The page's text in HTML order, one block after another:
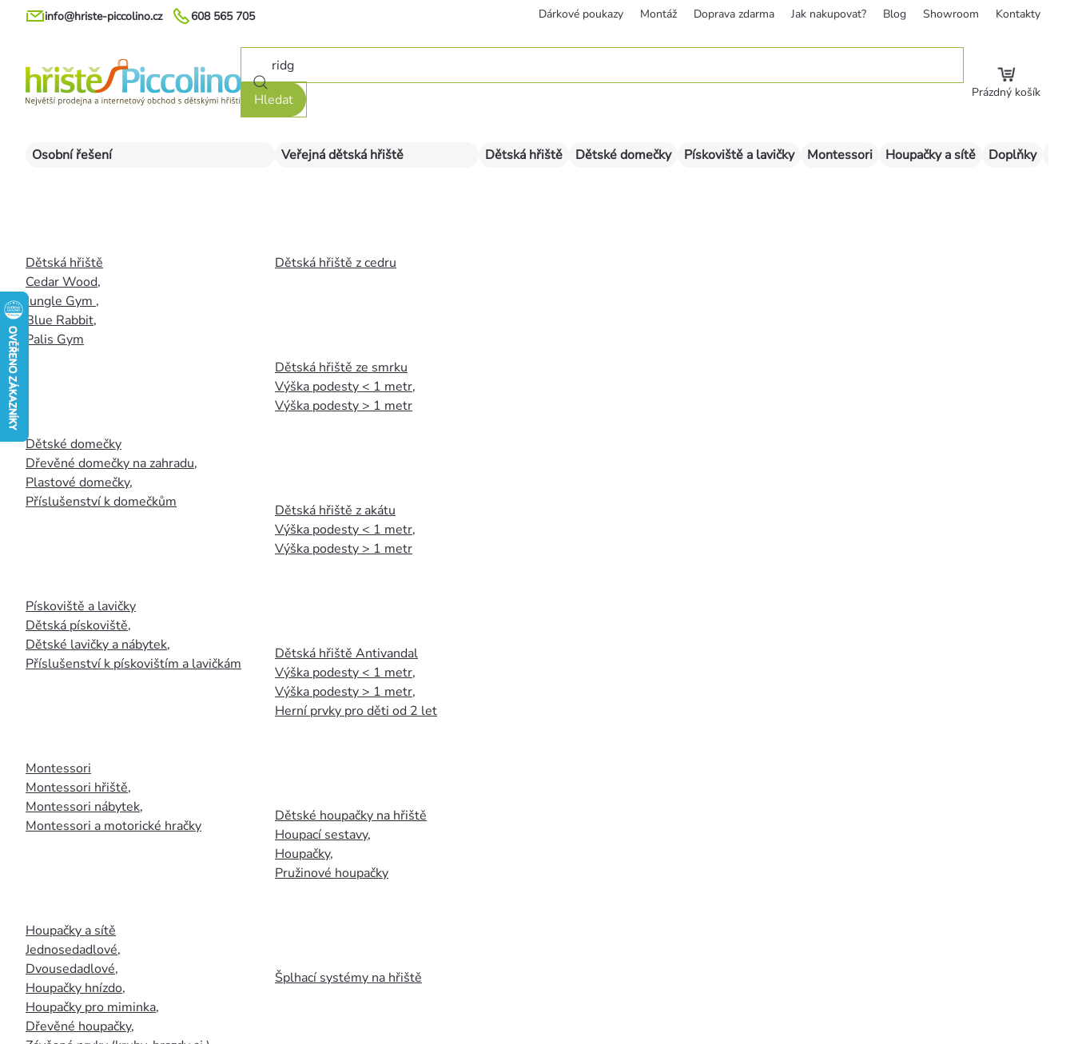
Přejít
608 565 705
info@hriste-piccolino.cz Dárkové poukazy Montáž Doprava zdarma Jak nakupovat? Blog Showroom Kontakty
Hledat Prázdný košík
Osobní řešení
Dětská hřiště
Cedar Wood,
Jungle Gym ,
Blue Rabbit,
Palis Gym
Dětské domečky
Dřevěné domečky na zahradu,
Plastové domečky,
Příslušenství k domečkům
Pískoviště a lavičky
Dětská pískoviště,
Dětské lavičky a nábytek,
Příslušenství k pískovištím a lavičkám
Montessori
Montessori hřiště,
Montessori nábytek,
Montessori a motorické hračky
Houpačky a sítě
Jednosedadlové,
Dvousedadlové,
Houpačky hnízdo,
Houpačky pro miminka,
Dřevěné houpačky,
Veřejná dětská hřiště
Dětská hřiště z cedru
Dětská hřiště ze smrku
Výška podesty < 1 metr,
Výška podesty > 1 metr
Dětská hřiště z akátu
Výška podesty < 1 metr,
Výška podesty > 1 metr
Dětská hřiště Antivandal
Výška podesty < 1 metr,
Výška podesty > 1 metr,
Herní prvky pro děti od 2 let
Dětské houpačky na hřiště
Houpací sestavy,
Houpačky,
Pružinové houpačky
Šplhací systémy na hřiště
Dětská hřiště Dětské domečky Pískoviště a lavičky Montessori Houpačky a sítě Doplňky